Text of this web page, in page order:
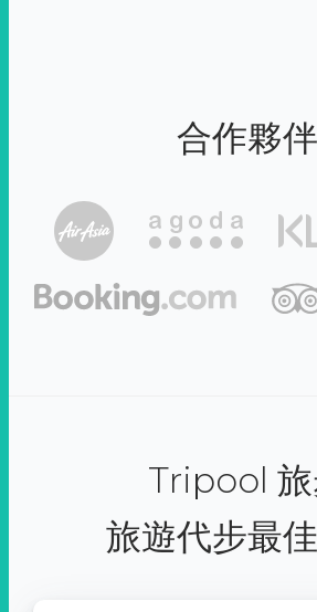
合作夥伴
Tripool
旅遊代步最